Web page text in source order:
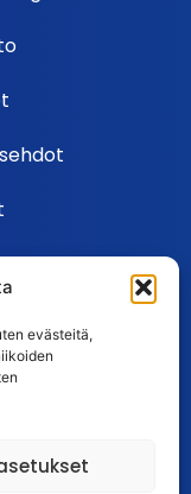
evästeitä,